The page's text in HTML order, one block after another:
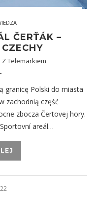
ČERŤÁK –
Z Telemarkiem
granicę Polski do miasta
zachodnią część
zbocza Čertovej hory.
areál…